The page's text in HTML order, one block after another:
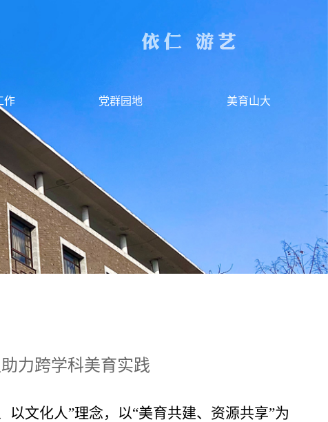
作 党群园地 美育山大
力跨学科美育实践
文化人”理念，以“美育共建、资源共享”为